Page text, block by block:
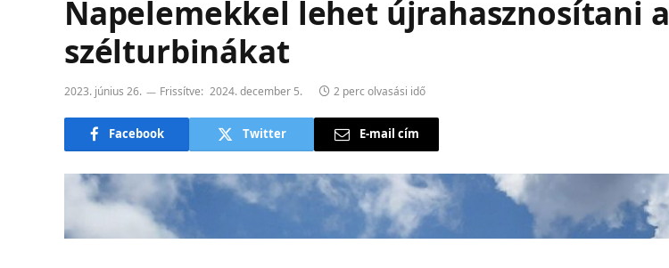
Napelemekkel lehet újrahasznosítani a
szélturbinákat
2023. június 26. Frissítve: 2024. december 5. 2 perc olvasási idő
Facebook Twitter E-mail cím